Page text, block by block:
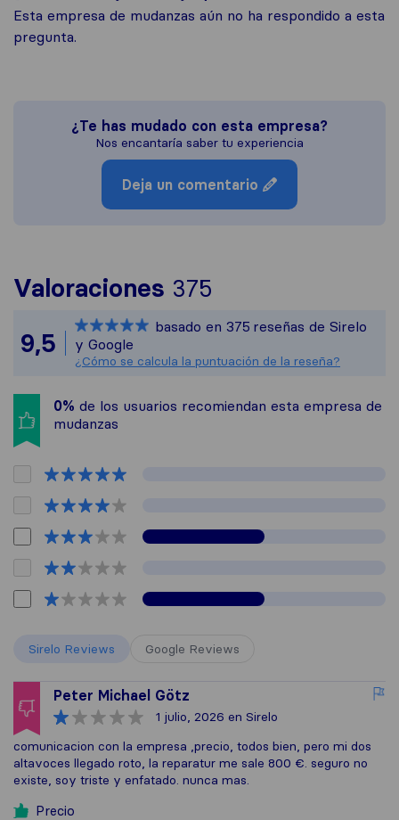
Esta empresa de mudanzas aún no ha respondido a esta
pregunta.
¿Te has mudado con esta empresa?
Nos encantaría saber tu experiencia
Deja un comentario
Valoraciones 375
Todas las
9,5
basado en 375 reseñas de Sirelo
y Google
¿Cómo se calcula la puntuación de la reseña?
0% de los usuarios recomiendan esta empresa de
mudanzas
Sirelo Reviews Google Reviews
Peter Michael Götz
1 julio, 2026 en Sirelo
comunicacion con la empresa ,precio, todos bien, pero mi dos
altavoces llegado roto, la reparatur me sale 800 €. seguro no
existe, soy triste y enfatado. nunca mas.
Precio